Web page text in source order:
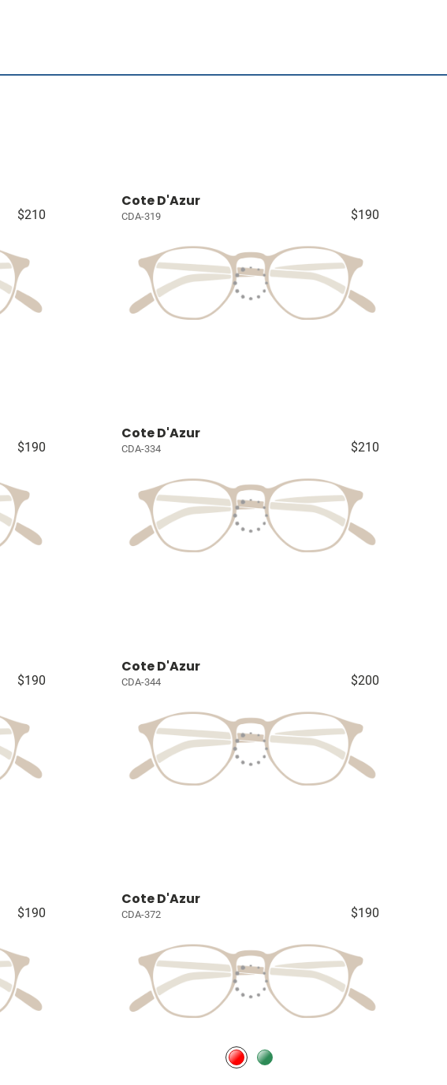
$210
Cote D'Azur
CDA-319 $190
$190
Cote D'Azur
CDA-334 $210
$190
Cote D'Azur
CDA-344 $200
$190
Cote D'Azur
CDA-372 $190